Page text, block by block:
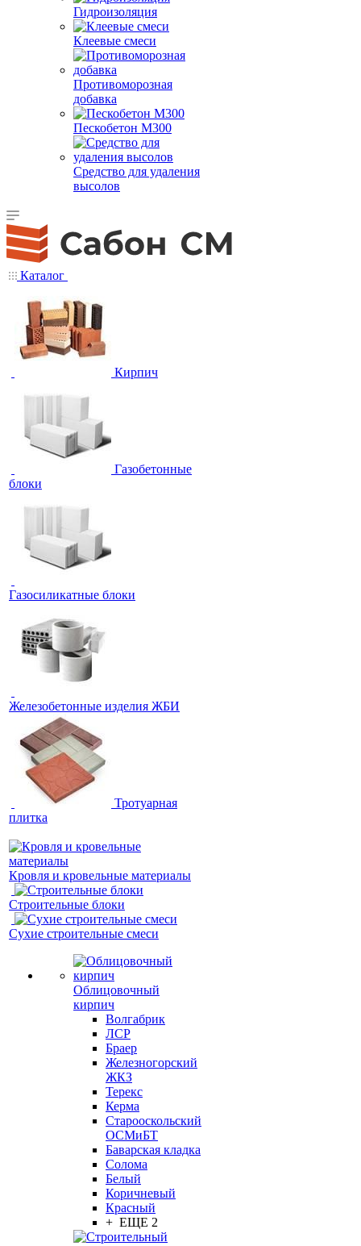
Гидроизоляция
Клеевые смеси
Противоморозная
добавка
Пескобетон М300
Средство для удаления
высолов
Каталог
Кирпич
Газобетонные
блоки
Газосиликатные блоки
Железобетонные изделия ЖБИ
Тротуарная
плитка
Кровля и кровельные материалы
Строительные блоки
Сухие строительные смеси
Облицовочный
кирпич
Волгабрик
ЛСР
Браер
Железногорский
ЖКЗ
Терекс
Керма
Старооскольский
ОСМиБТ
Баварская кладка
Солома
Белый
Коричневый
Красный
+ ЕЩЕ 2